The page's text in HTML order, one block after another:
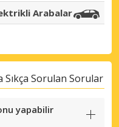
Arabalar
Sıkça Sorulan Sorular
yapabilir